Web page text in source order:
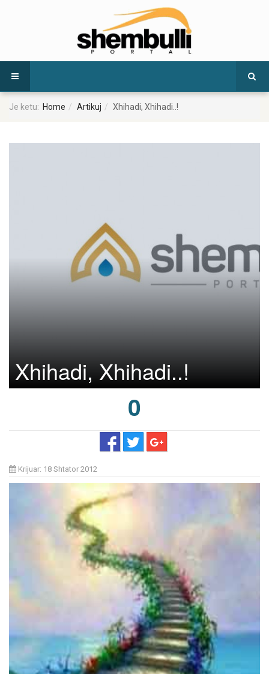
Je ketu: Home Artikuj Xhihadi, Xhihadi..!
Xhihadi, Xhihadi..!
0
Krijuar: 18 Shtator 2012